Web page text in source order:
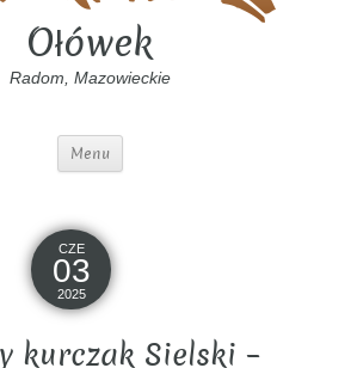
Ołówek
Radom, Mazowieckie
Menu
CZE
03
2025
kurczak Sielski –